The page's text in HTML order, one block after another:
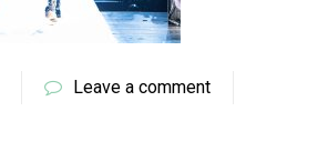
Leave a comment